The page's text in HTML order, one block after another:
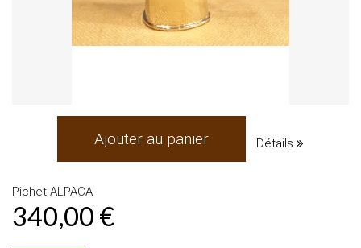
Ajouter au panier Détails
Pichet ALPACA
340,00 €